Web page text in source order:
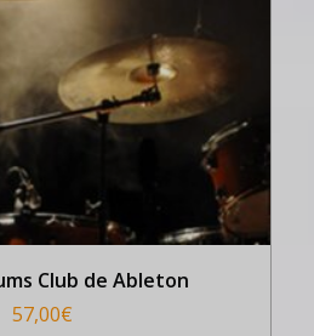
Club de Ableton
57,00€